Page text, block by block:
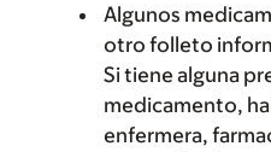
Algunos
otro folleto
Si tiene alguna
medicamento,
enfermera,